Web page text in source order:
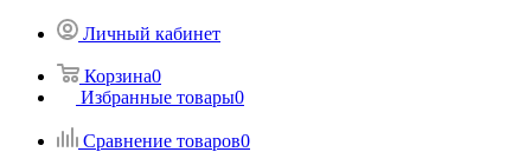
Личный кабинет
Корзина0
Избранные товары0
Сравнение товаров0